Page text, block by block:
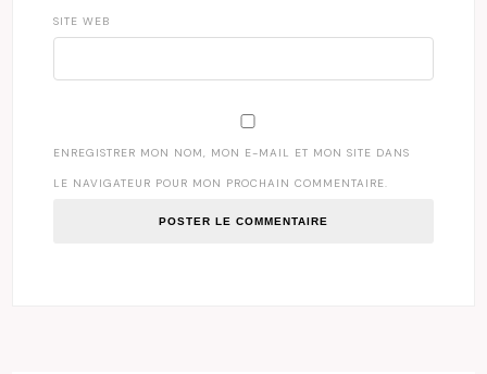
SITE WEB
ENREGISTRER MON NOM, MON E-MAIL ET MON SITE DANS
LE NAVIGATEUR POUR MON PROCHAIN COMMENTAIRE.